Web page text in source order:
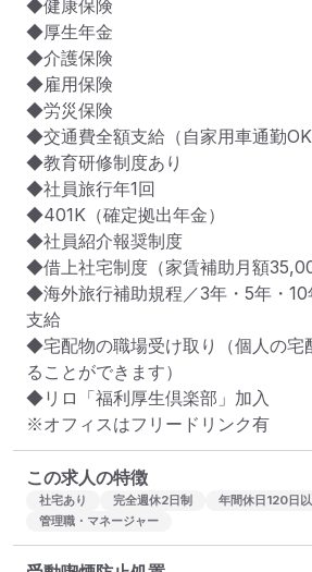
◆健康保険
◆厚生年金
◆介護保険
◆雇用保険
◆労災保険
◆交通費全額支給（自家用車通勤OK
◆教育研修制度あり
◆社員旅行年1回
◆401K（確定拠出年金）
◆社員紹介報奨制度
◆借上社宅制度（家賃補助月額
◆海外旅行補助規程／3年・5年・10
支給
◆宅配物の職場受け取り（個人の宅
ることができます）
◆リロ「福利厚生倶楽部」加入
※オフィスはフリードリンク有
この求人の特徴
社宅あり 完全週休2日制 年間休日120日
管理職・マネージャー